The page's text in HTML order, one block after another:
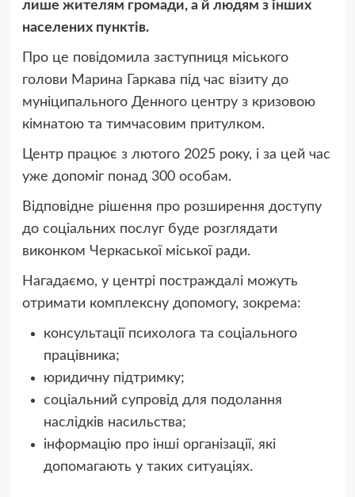
лише жителям громади, а й людям з інших
населених пунктів.
Про це повідомила заступниця міського
голови Марина Гаркава під час візиту до
муніципального Денного центру з кризовою
кімнатою та тимчасовим притулком.
Центр працює з лютого 2025 року, і за цей час
уже допоміг понад 300 особам.
Відповідне рішення про розширення доступу
до соціальних послуг буде розглядати
виконком Черкаської міської ради.
Нагадаємо, у центрі постраждалі можуть
отримати комплексну допомогу, зокрема:
консультації психолога та соціального
працівника;
юридичну підтримку;
соціальний супровід для подолання
наслідків насильства;
інформацію про інші організації, які
допомагають у таких ситуаціях.